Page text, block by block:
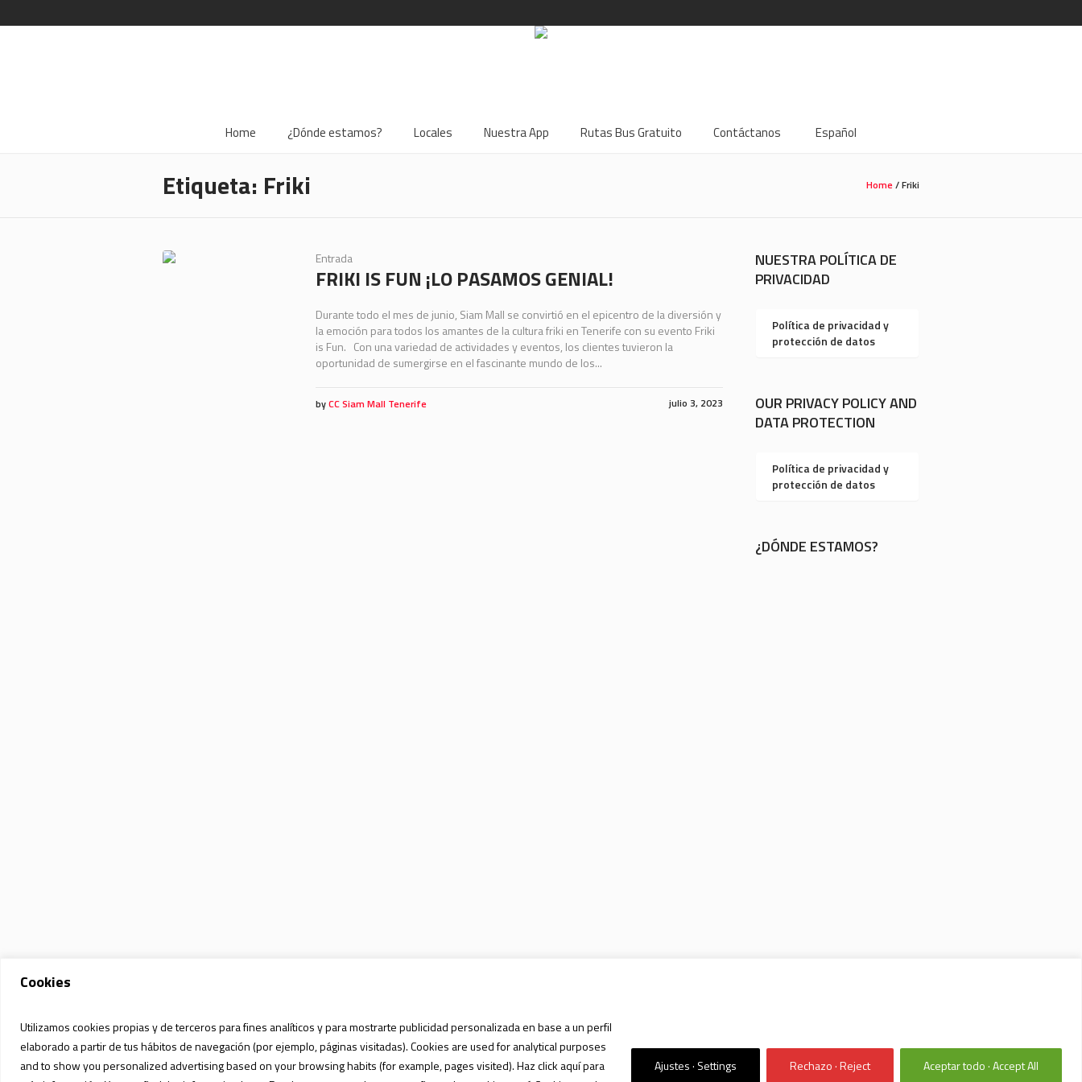
Cookies
Utilizamos cookies propias y de terceros para fines analíticos y para mostrarte publicidad personalizada en base a un perfil
elaborado a partir de tus hábitos de navegación (por ejemplo, páginas visitadas). Cookies are used for analytical purposes
and to show you personalized advertising based on your browsing habits (for example, pages visited). Haz click aquí para
Ajustes · Settings Rechazo · Reject Aceptar todo · Accept All
Home ¿Dónde estamos? Locales Nuestra App Rutas Bus Gratuito Contáctanos Español
Etiqueta: Friki Home/Friki
Entrada
FRIKI IS FUN ¡LO PASAMOS GENIAL!
Durante todo el mes de junio, Siam Mall se convirtió en el epicentro de la diversión y
la emoción para todos los amantes de la cultura friki en Tenerife con su evento Friki
is Fun. Con una variedad de actividades y eventos, los clientes tuvieron la
oportunidad de sumergirse en el fascinante mundo de los...
julio 3, 2023
byCC Siam Mall Tenerife
NUESTRA POLÍTICA DE
PRIVACIDAD
Política de privacidad y
protección de datos
OUR PRIVACY POLICY AND
DATA PROTECTION
Política de privacidad y
protección de datos
¿DÓNDE ESTAMOS?